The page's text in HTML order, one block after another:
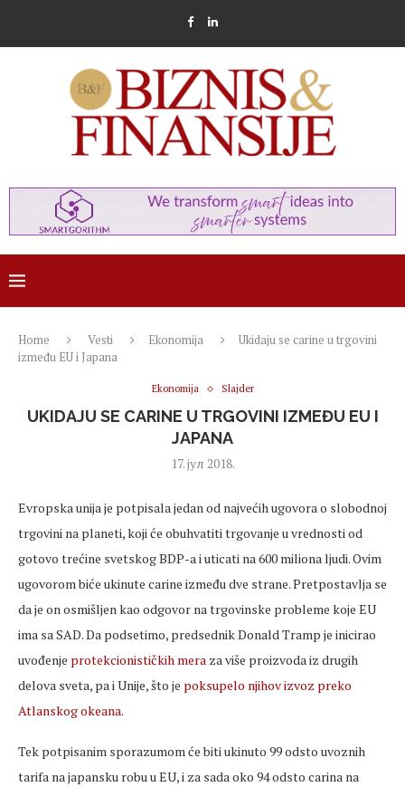
Home Vesti Ekonomija
Ukidaju se carine u trgovini
između EU i Japana
Ekonomija Slajder
UKIDAJU SE CARINE U TRGOVINI IZMEĐU EU I
JAPANA
17. јул 2018.
Evropska unija je potpisala jedan od najvećih ugovora o slobodnoj
trgovini na planeti, koji će obuhvatiti trgovanje u vrednosti od
gotovo trećine svetskog BDP-a i uticati na 600 miliona ljudi. Ovim
ugovorom biće ukinute carine između dve strane. Pretpostavlja se
da je on osmišljen kao odgovor na trgovinske probleme koje EU
ima sa SAD. Da podsetimo, predsednik Donald Tramp je inicirao
uvođenje protekcionističkih mera za više proizvoda iz drugih
delova sveta, pa i Unije, što je poksupelo njihov izvoz preko
Atlanskog okeana.
Tek potpisanim sporazumom će biti ukinuto 99 odsto uvoznih
tarifa na japansku robu u EU, i za sada oko 94 odsto carina na